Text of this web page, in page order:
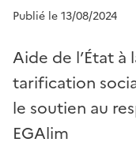
Publié le 13/08/2024
Aide de l’État à
tarification
le soutien au
EGAlim